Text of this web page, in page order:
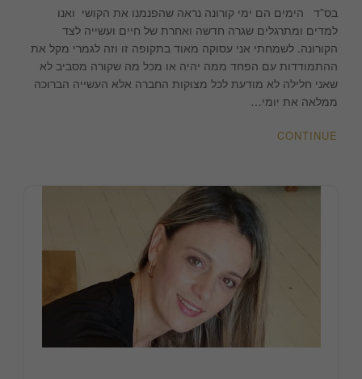
נוי
בסגנון
נורדי
|
סטיילינג
בס”ד הימים הם ימי קורונה נראה שהפנמנו את הקושי ואנו
למדים ומתרגלים שגרה חדשה ואחרת של חיים ועשייה לצד
הקורונה. לשמחתי אני עסוקה מאוד בתקופה זו וזה לגמרי מקל את
ההתמודדות עם הפחד ממה יהיה או מכל מה שקורה מסביב לא
שאני חלילה לא מודעת לכל מצוקות החברה אלא העשייה הברוכה
ממלאה את יומי…
CONTINUE